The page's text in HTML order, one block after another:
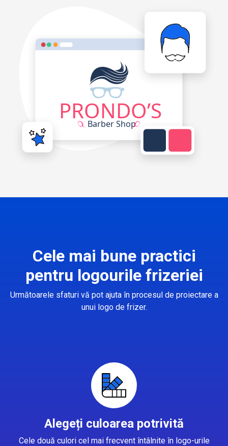
Cele mai bune practici
pentru logourile frizeriei
Următoarele sfaturi vă pot ajuta în procesul de proiectare a
unui logo de frizer.
Alegeți culoarea potrivită
Cele două culori cel mai frecvent întâlnite în logo-urile